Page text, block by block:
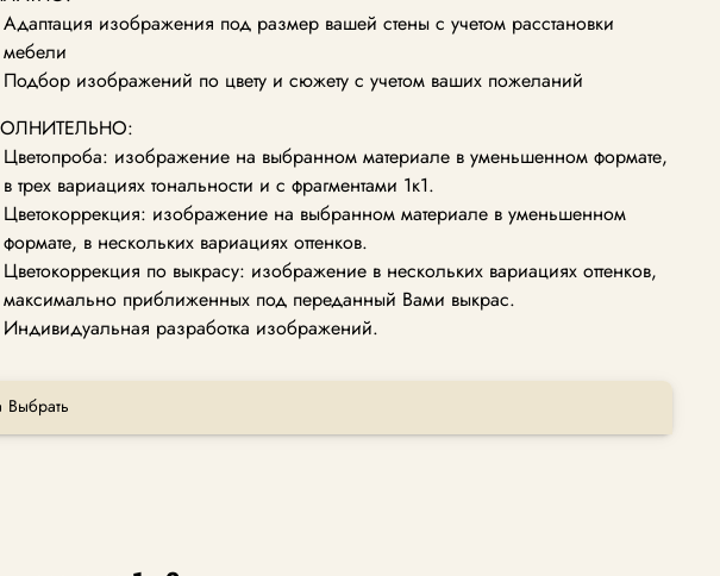
Адаптация изображения под размер вашей стены с учетом расстановки
мебели
Подбор изображений по цвету и сюжету с учетом ваших пожеланий
Цветопроба: изображение на выбранном материале в уменьшенном формате,
в трех вариациях тональности и с фрагментами 1к1.
Цветокоррекция: изображение на выбранном материале в уменьшенном
формате, в нескольких вариациях оттенков.
Цветокоррекция по выкрасу: изображение в нескольких вариациях оттенков,
максимально приближенных под переданный Вами выкрас.
Индивидуальная разработка изображений.
Выбрать